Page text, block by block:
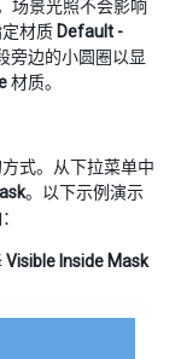
场景光照不会影响
材质 Default -
旁边的小圆圈以显
材质。
式。从下拉菜单中
。以下示例演示
Visible Inside Mask